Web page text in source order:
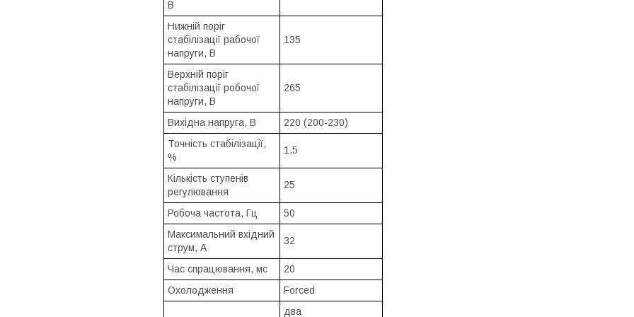
В
Нижній поріг
стабілізації рабочої
напруги, В
135
Верхній поріг
стабілізації робочої
напруги, В
265
Вихідна напруга, В
220 (200-230)
Точність стабілізації,
%
1.5
Кількість ступенів
регулювання
25
Робоча частота, Гц
50
Максимальний вхідний
струм, А
32
Час спрацювання, мс
20
Охолодження
Forced
два